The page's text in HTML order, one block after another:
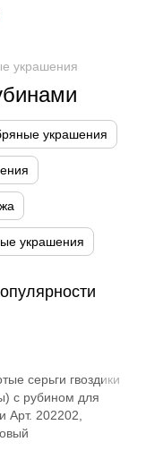
украшения
украшения
украшения